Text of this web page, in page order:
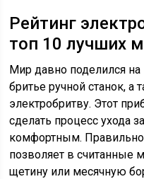
Рейтинг
топ 10 лучших
Мир давно поделился
бритье ручной станок, а
электробритву. Этот
сделать процесс ухода
комфортным.
позволяет в считанные
щетину или месячную